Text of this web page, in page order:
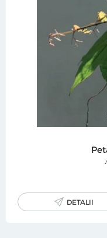
DETALII